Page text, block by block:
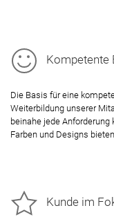
Kompetente
Die Basis für eine
Weiterbildung unserer
beinahe jede
Farben und Designs
Kunde im